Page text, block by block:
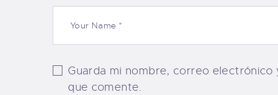
Guarda mi nombre, correo
que comente.